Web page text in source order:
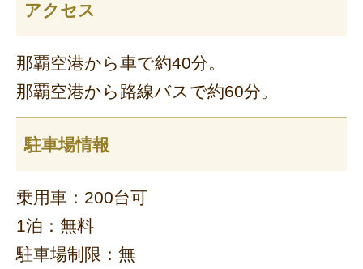
アクセス
那覇空港から車で約40分。
那覇空港から路線バスで約60分。
駐車場情報
乗用車：200台可
1泊：無料
駐車場制限：無